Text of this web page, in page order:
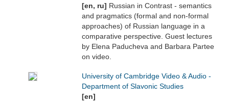
[en, ru] Russian in Contrast - semantics
and pragmatics (formal and non-formal
approaches) of Russian language in a
comparative perspective. Guest lectures
by Elena Paducheva and Barbara Partee
on video.
University of Cambridge Video & Audio -
Department of Slavonic Studies
[en]